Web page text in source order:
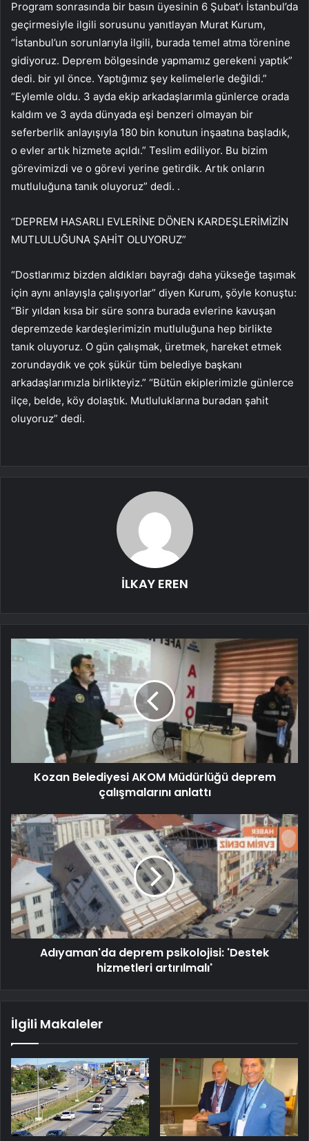
Program sonrasında bir basın üyesinin 6 Şubat’ı İstanbul’da
geçirmesiyle ilgili sorusunu yanıtlayan Murat Kurum,
“İstanbul’un sorunlarıyla ilgili, burada temel atma törenine
gidiyoruz. Deprem bölgesinde yapmamız gerekeni yaptık”
dedi. bir yıl önce. Yaptığımız şey kelimelerle değildi.”
“Eylemle oldu. 3 ayda ekip arkadaşlarımla günlerce orada
kaldım ve 3 ayda dünyada eşi benzeri olmayan bir
seferberlik anlayışıyla 180 bin konutun inşaatına başladık,
o evler artık hizmete açıldı.” Teslim ediliyor. Bu bizim
görevimizdi ve o görevi yerine getirdik. Artık onların
mutluluğuna tanık oluyoruz” dedi. .
“DEPREM HASARLI EVLERİNE DÖNEN KARDEŞLERİMİZİN
MUTLULUĞUNA ŞAHİT OLUYORUZ”
“Dostlarımız bizden aldıkları bayrağı daha yükseğe taşımak
için aynı anlayışla çalışıyorlar” diyen Kurum, şöyle konuştu:
“Bir yıldan kısa bir süre sonra burada evlerine kavuşan
depremzede kardeşlerimizin mutluluğuna hep birlikte
tanık oluyoruz. O gün çalışmak, üretmek, hareket etmek
zorundaydık ve çok şükür tüm belediye başkanı
arkadaşlarımızla birlikteyiz.” “Bütün ekiplerimizle günlerce
ilçe, belde, köy dolaştık. Mutluluklarına buradan şahit
oluyoruz” dedi.
İLKAY EREN
Kozan Belediyesi AKOM Müdürlüğü deprem
çalışmalarını anlattı
Adıyaman'da deprem psikolojisi: 'Destek
hizmetleri artırılmalı'
İlgili Makaleler